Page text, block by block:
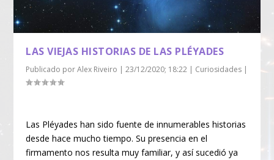
LAS VIEJAS HISTORIAS DE LAS PLÉYADES
Publicado porAlex Riveiro |23/12/2020; 18:22 | Curiosidades |
Las Pléyades han sido fuente de innumerables historias
desde hace mucho tiempo. Su presencia en el
firmamento nos resulta muy familiar, y así sucedió ya